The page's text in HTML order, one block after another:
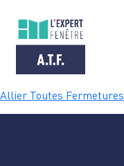
Passer
Allier Toutes Fermetures